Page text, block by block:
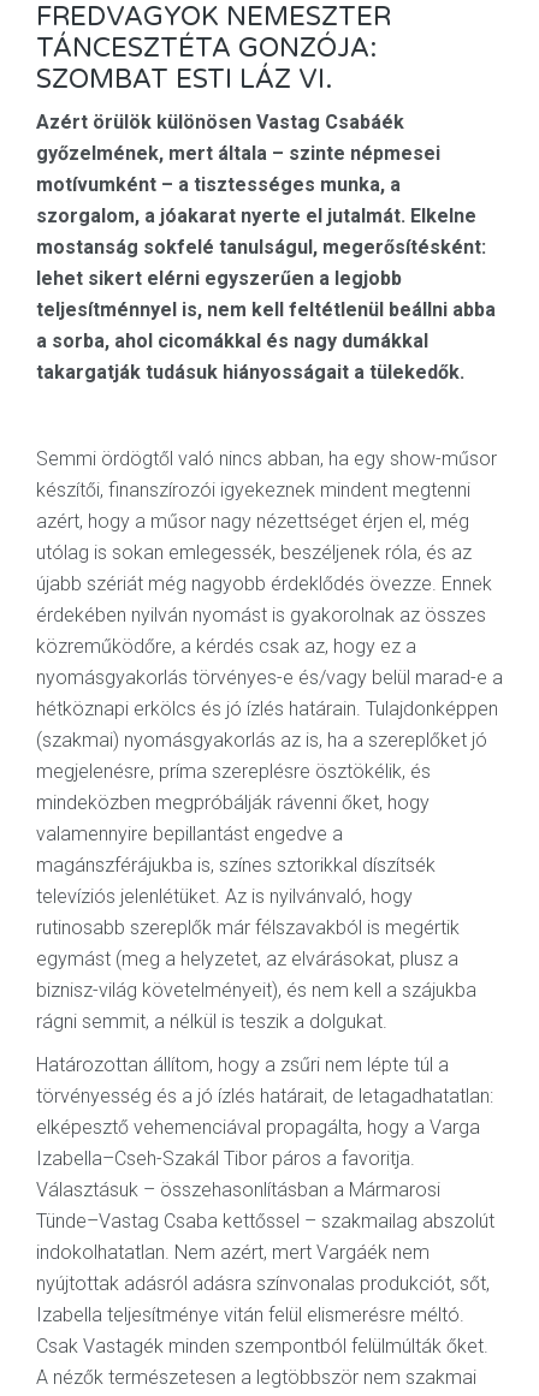
FREDVAGYOK NEMESZTER
TÁNCESZTÉTA GONZÓJA:
SZOMBAT ESTI LÁZ VI.
Azért örülök különösen Vastag Csabáék
győzelmének, mert általa – szinte népmesei
motívumként – a tisztességes munka, a
szorgalom, a jóakarat nyerte el jutalmát. Elkelne
mostanság sokfelé tanulságul, megerősítésként:
lehet sikert elérni egyszerűen a legjobb
teljesítménnyel is, nem kell feltétlenül beállni abba
a sorba, ahol cicomákkal és nagy dumákkal
takargatják tudásuk hiányosságait a tülekedők.
Semmi ördögtől való nincs abban, ha egy show-műsor
készítői, finanszírozói igyekeznek mindent megtenni
azért, hogy a műsor nagy nézettséget érjen el, még
utólag is sokan emlegessék, beszéljenek róla, és az
újabb szériát még nagyobb érdeklődés övezze. Ennek
érdekében nyilván nyomást is gyakorolnak az összes
közreműködőre, a kérdés csak az, hogy ez a
nyomásgyakorlás törvényes-e és/vagy belül marad-e a
hétköznapi erkölcs és jó ízlés határain. Tulajdonképpen
(szakmai) nyomásgyakorlás az is, ha a szereplőket jó
megjelenésre, príma szereplésre ösztökélik, és
mindeközben megpróbálják rávenni őket, hogy
valamennyire bepillantást engedve a
magánszférájukba is, színes sztorikkal díszítsék
televíziós jelenlétüket. Az is nyilvánvaló, hogy
rutinosabb szereplők már félszavakból is megértik
egymást (meg a helyzetet, az elvárásokat, plusz a
biznisz-világ követelményeit), és nem kell a szájukba
rágni semmit, a nélkül is teszik a dolgukat.
Határozottan állítom, hogy a zsűri nem lépte túl a
törvényesség és a jó ízlés határait, de letagadhatatlan:
elképesztő vehemenciával propagálta, hogy a Varga
Izabella–Cseh-Szakál Tibor páros a favoritja.
Választásuk – összehasonlításban a Mármarosi
Tünde–Vastag Csaba kettőssel – szakmailag abszolút
indokolhatatlan. Nem azért, mert Vargáék nem
nyújtottak adásról adásra színvonalas produkciót, sőt,
Izabella teljesítménye vitán felül elismerésre méltó.
Csak Vastagék minden szempontból felülmúlták őket.
A nézők természetesen a legtöbbször nem szakmai